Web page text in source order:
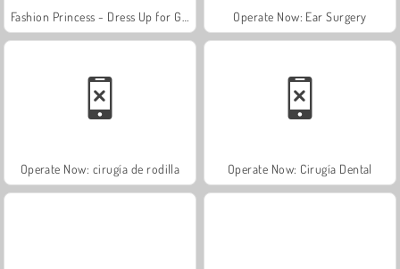
Operate Now: Ear Surgery
Operate Now: cirugía de rodilla Operate Now: Cirugía Dental